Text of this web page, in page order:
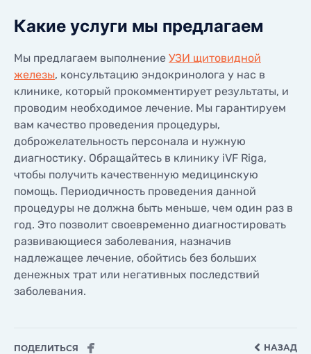
Какие услуги мы предлагаем
Мы предлагаем выполнение УЗИ щитовидной
железы, консультацию эндокринолога у нас в
клинике, который прокомментирует результаты, и
проводим необходимое лечение. Мы гарантируем
вам качество проведения процедуры,
доброжелательность персонала и нужную
диагностику. Обращайтесь в клинику iVF Riga,
чтобы получить качественную медицинскую
помощь. Периодичность проведения данной
процедуры не должна быть меньше, чем один раз в
год. Это позволит своевременно диагностировать
развивающиеся заболевания, назначив
надлежащее лечение, обойтись без больших
денежных трат или негативных последствий
заболевания.
ПОДЕЛИТЬСЯ НАЗАД